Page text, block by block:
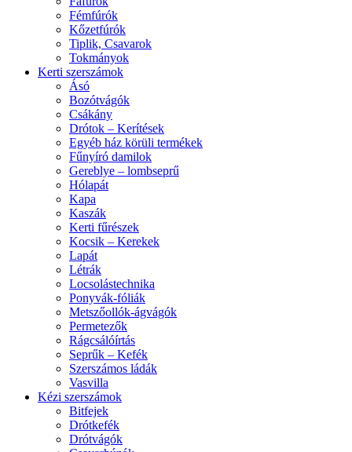
Fémfúrók
Kőzetfúrók
Tiplik, Csavarok
Tokmányok
Kerti szerszámok
Ásó
Bozótvágók
Csákány
Drótok – Kerítések
Egyéb ház körüli termékek
Fűnyíró damilok
Gereblye – lombseprű
Hólapát
Kapa
Kaszák
Kerti fűrészek
Kocsik – Kerekek
Lapát
Létrák
Locsolástechnika
Ponyvák-fóliák
Metszőollók-ágvágók
Permetezők
Rágcsálóírtás
Seprűk – Kefék
Szerszámos ládák
Vasvilla
Kézi szerszámok
Bitfejek
Drótkefék
Drótvágók